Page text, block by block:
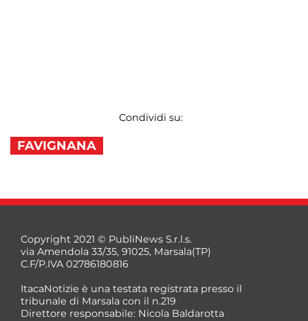
Condividi su:
FAVIGNANA
Copyright 2021 © PubliNews S.r.l.s.
via Amendola 33/35, 91025, Marsala(TP)
C.F/P.IVA 02786180816
ItacaNotizie è una testata registrata presso il
tribunale di Marsala con il n.219
Direttore responsabile: Nicola Baldarotta